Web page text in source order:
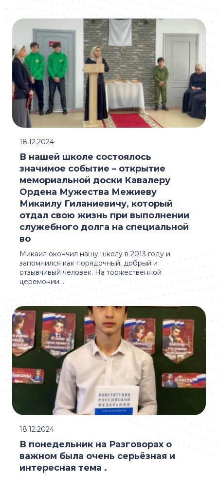
Микаил окончил нашу школу в 2013 году и
запомнился как порядочный, добрый и
отзывчивый человек. На торжественной
церемонии ...
В нашей школе состоялось
значимое событие – открытие
мемориальной доски Кавалеру
Ордена Мужества Межиеву
Микаилу Гиланиевичу, который
отдал свою жизнь при выполнении
служебного долга на специальной
во
18.12.2024
В понедельник на Разговорах о
важном была очень серьёзная и
интересная тема .
18.12.2024